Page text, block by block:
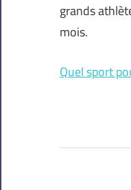
grands
mois.
Quel sport